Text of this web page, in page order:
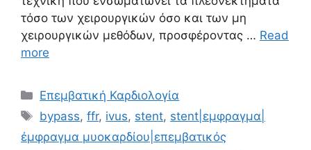
τόσο των χειρουργικών όσο και των μη
χειρουργικών μεθόδων, προσφέροντας … Read
more
Επεμβατική Καρδιολογία
bypass,ffr, ivus, stent, stent|εμφραγμα|
έμφραγμα μυοκαρδίου|επεμβατικός